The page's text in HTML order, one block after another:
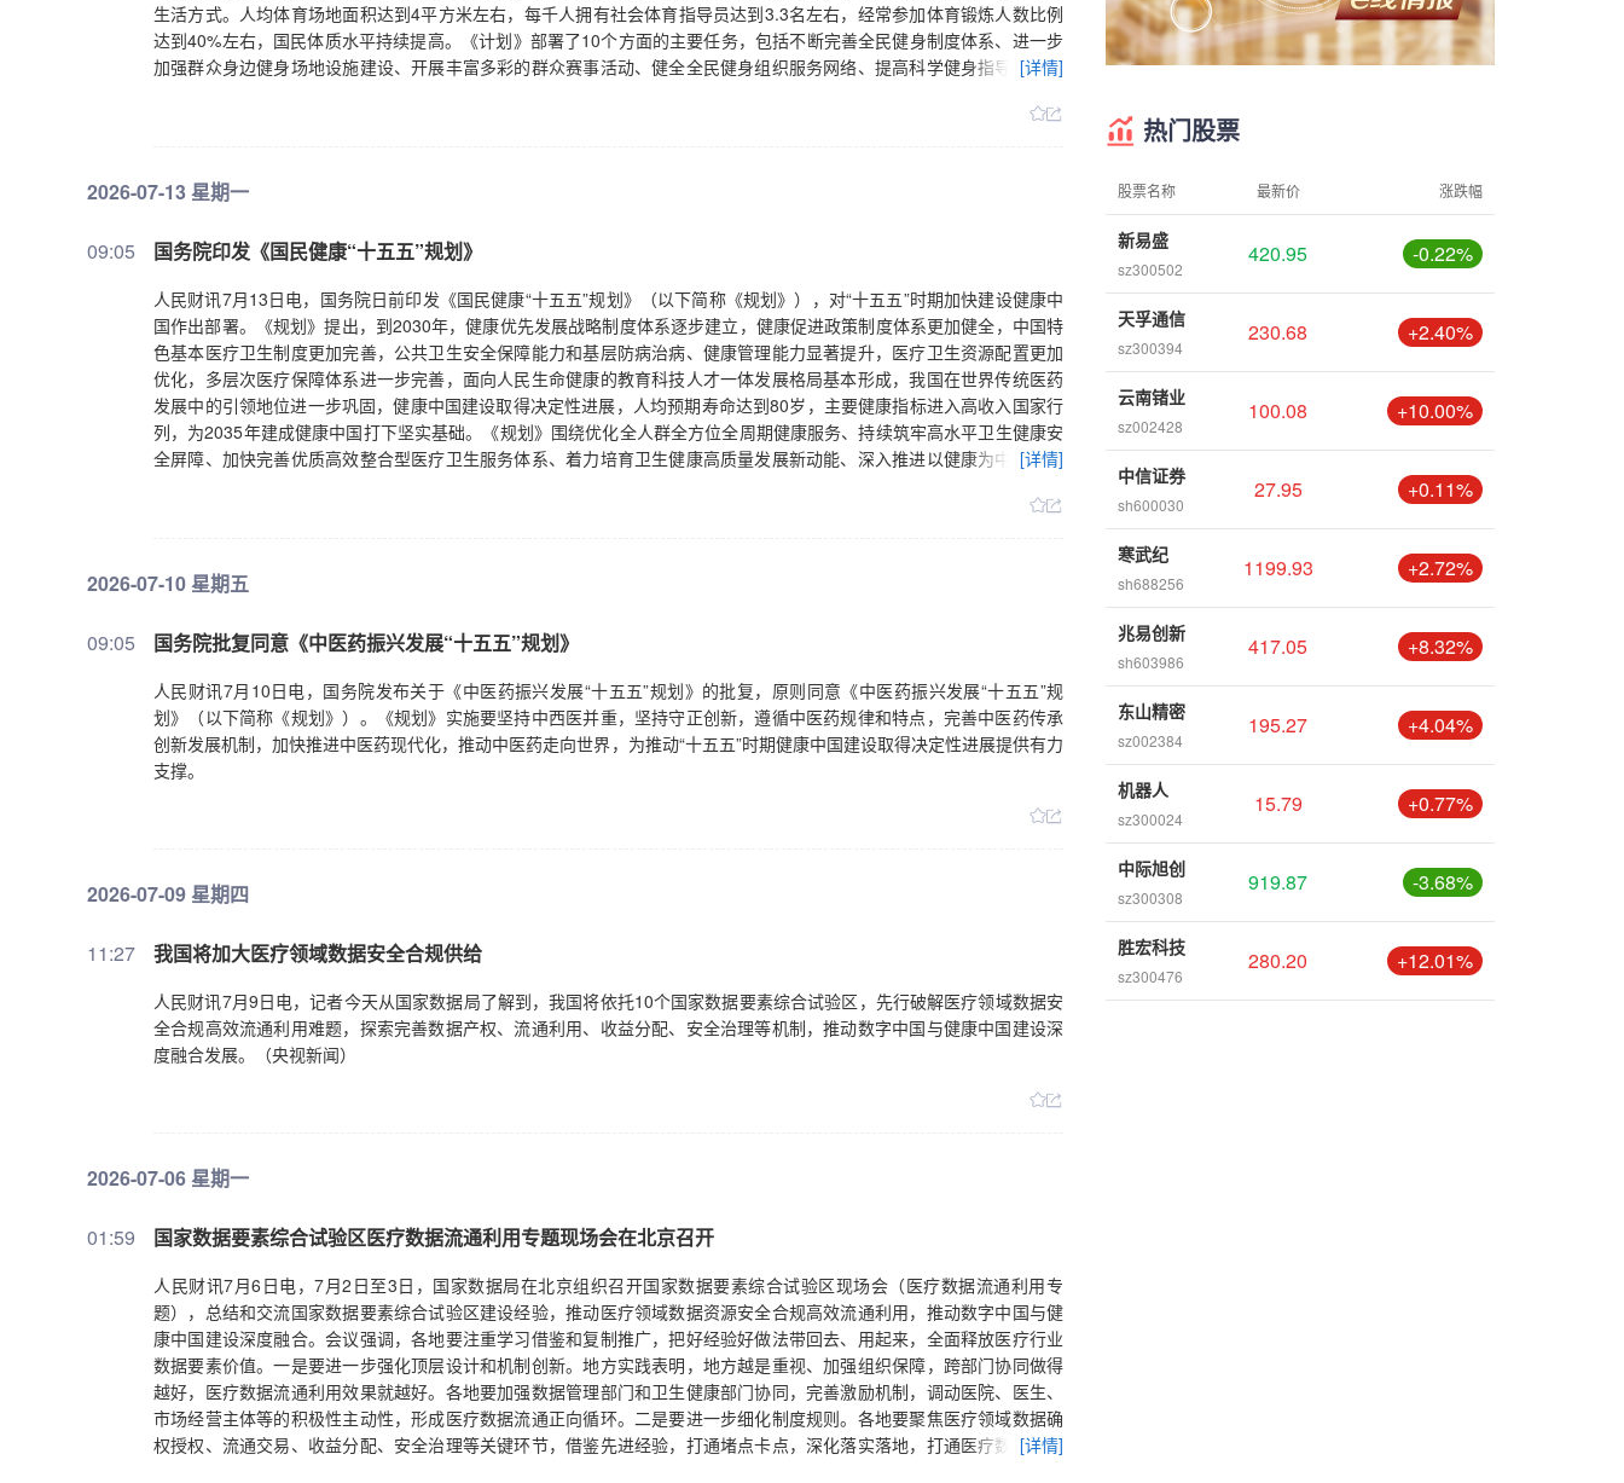
生活方式。人均体育场地面积达到4平方米左右，每千人拥有社会体育指导员达到3.3名左右，经常参加体育锻炼人数比例
达到40%左右，国民体质水平持续提高。《计划》部署了10个方面的主要任务，包括不断完善全民健身制度体系、进一步
加强群众身边健身场地设施建设、开展丰富多彩的群众赛事活动、健全全民健身组织服务网络、提高科学健身指导服务能
[详情]
2026-07-13 星期一
09:05 国务院印发《国民健康“十五五”规划》
人民财讯7月13日电，国务院日前印发《国民健康“十五五”规划》（以下简称《规划》），对“十五五”时期加快建设健康中
国作出部署。《规划》提出，到2030年，健康优先发展战略制度体系逐步建立，健康促进政策制度体系更加健全，中国特
色基本医疗卫生制度更加完善，公共卫生安全保障能力和基层防病治病、健康管理能力显著提升，医疗卫生资源配置更加
优化，多层次医疗保障体系进一步完善，面向人民生命健康的教育科技人才一体发展格局基本形成，我国在世界传统医药
发展中的引领地位进一步巩固，健康中国建设取得决定性进展，人均预期寿命达到80岁，主要健康指标进入高收入国家行
列，为2035年建成健康中国打下坚实基础。《规划》围绕优化全人群全方位全周期健康服务、持续筑牢高水平卫生健康安
全屏障、加快完善优质高效整合型医疗卫生服务体系、着力培育卫生健康高质量发展新动能、深入推进以健康为中心的高
化建设、面向人民生命健康的重大创新、公立医院改革与高质量发展等重大工程和项目，以及“十五五”时期医疗卫生资源配
[详情]
2026-07-10 星期五
09:05 国务院批复同意《中医药振兴发展“十五五”规划》
人民财讯7月10日电，国务院发布关于《中医药振兴发展“十五五”规划》的批复，原则同意《中医药振兴发展“十五五”规
划》（以下简称《规划》）。《规划》实施要坚持中西医并重，坚持守正创新，遵循中医药规律和特点，完善中医药传承
创新发展机制，加快推进中医药现代化，推动中医药走向世界，为推动“十五五”时期健康中国建设取得决定性进展提供有力
支撑。
2026-07-09 星期四
11:27 我国将加大医疗领域数据安全合规供给
人民财讯7月9日电，记者今天从国家数据局了解到，我国将依托10个国家数据要素综合试验区，先行破解医疗领域数据安
全合规高效流通利用难题，探索完善数据产权、流通利用、收益分配、安全治理等机制，推动数字中国与健康中国建设深
度融合发展。（央视新闻）
2026-07-06 星期一
01:59 国家数据要素综合试验区医疗数据流通利用专题现场会在北京召开
人民财讯7月6日电，7月2日至3日，国家数据局在北京组织召开国家数据要素综合试验区现场会（医疗数据流通利用专
题），总结和交流国家数据要素综合试验区建设经验，推动医疗领域数据资源安全合规高效流通利用，推动数字中国与健
康中国建设深度融合。会议强调，各地要注重学习借鉴和复制推广，把好经验好做法带回去、用起来，全面释放医疗行业
数据要素价值。一是要进一步强化顶层设计和机制创新。地方实践表明，地方越是重视、加强组织保障，跨部门协同做得
越好，医疗数据流通利用效果就越好。各地要加强数据管理部门和卫生健康部门协同，完善激励机制，调动医院、医生、
市场经营主体等的积极性主动性，形成医疗数据流通正向循环。二是要进一步细化制度规则。各地要聚焦医疗领域数据确
权授权、流通交易、收益分配、安全治理等关键环节，借鉴先进经验，打通堵点卡点，深化落实落地，打通医疗数据流通
[详情]
热门股票
股票名称 最新价 涨跌幅
新易盛
sz300502
420.95 -0.22%
天孚通信
sz300394
230.68 +2.40%
云南锗业
sz002428
100.08 +10.00%
中信证券
sh600030
27.95 +0.11%
寒武纪
sh688256
1199.93 +2.72%
兆易创新
sh603986
417.05 +8.32%
东山精密
sz002384
195.27 +4.04%
机器人
sz300024
15.79 +0.77%
中际旭创
sz300308
919.87 -3.68%
胜宏科技
sz300476
280.20 +12.01%